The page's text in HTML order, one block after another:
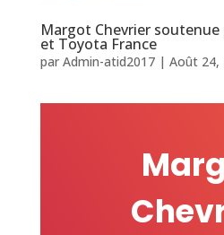
Margot Chevrier
et Toyota France
par Admin-atid2017| Août 24,